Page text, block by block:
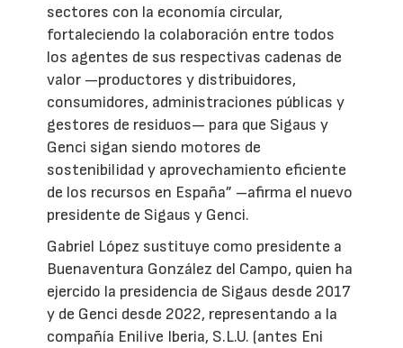
sectores con la economía circular,
fortaleciendo la colaboración entre todos
los agentes de sus respectivas cadenas de
valor —productores y distribuidores,
consumidores, administraciones públicas y
gestores de residuos— para que Sigaus y
Genci sigan siendo motores de
sostenibilidad y aprovechamiento eficiente
de los recursos en España” –afirma el nuevo
presidente de Sigaus y Genci.
Gabriel López sustituye como presidente a
Buenaventura González del Campo, quien ha
ejercido la presidencia de Sigaus desde 2017
y de Genci desde 2022, representando a la
compañía Enilive Iberia, S.L.U. (antes Eni